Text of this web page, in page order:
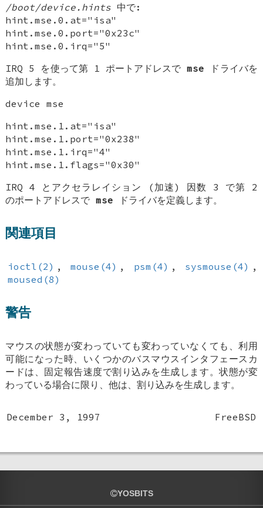
/boot/device.hints 中で:
hint.mse.0.at="isa"
hint.mse.0.port="0x23c"
hint.mse.0.irq="5"
IRQ 5 を使って第 1 ポートアドレスでmse ドライバを
追加します。
device mse
hint.mse.1.at="isa"
hint.mse.1.port="0x238"
hint.mse.1.irq="4"
hint.mse.1.flags="0x30"
IRQ 4 とアクセラレイション (加速) 因数 3 で第 2
のポートアドレスでmse ドライバを定義します。
関連項目
ioctl(2) , mouse(4) , psm(4) , sysmouse(4) ,
moused(8)
警告
マウスの状態が変わっていても変わっていなくても、利用
可能になった時、いくつかのバスマウスインタフェースカ
ードは、固定報告速度で割り込みを生成します。状態が変
わっている場合に限り、他は、割り込みを生成します。
December 3, 1997 FreeBSD
YOSBITS